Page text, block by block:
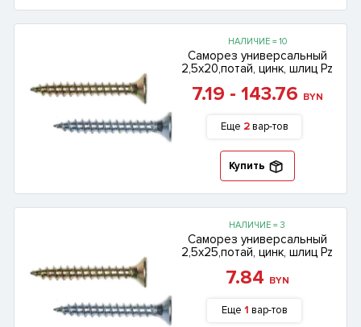
НАЛИЧИЕ = 10
Саморез универсальный
2,5х20,потай, цинк, шлиц Pz
7.19 - 143.76 BYN
Еще 2 вар-тов
Купить
НАЛИЧИЕ = 3
Саморез универсальный
2,5х25,потай, цинк, шлиц Pz
7.84 BYN
Еще 1 вар-тов